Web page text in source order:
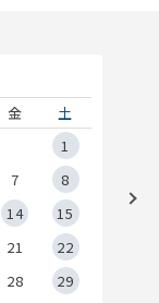
金
土
1
7
8
14
15
21
22
28
29